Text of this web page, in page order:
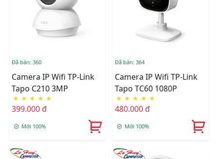
Đã bán: 360
Camera IP Wifi TP-Link
Tapo C210 3MP
★ ★ ★ ★ ★
399.000 đ
Mới 100%
Đã bán: 364
Camera IP Wifi TP-Link
Tapo TC60 1080P
★ ★ ★ ★ ★
480.000 đ
Mới 100%